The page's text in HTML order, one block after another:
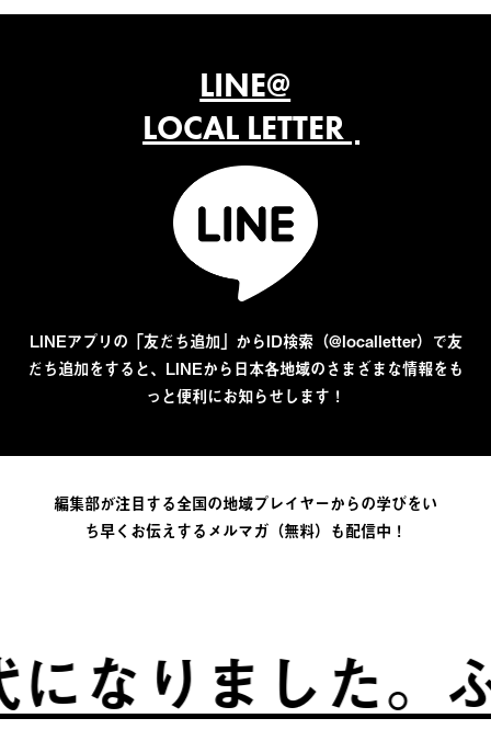
LINE@
LOCAL LETTER
LINEアプリの「友だち追加」からID検索（@localletter）で友
だち追加をすると、LINEから日本各地域のさまざまな情報をも
っと便利にお知らせします！
編集部が注目する全国の地域プレイヤーからの学びをい
ち早くお伝えするメルマガ（無料）も配信中！
りました。ふ